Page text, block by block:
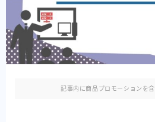
記事内に商品プロモーションを